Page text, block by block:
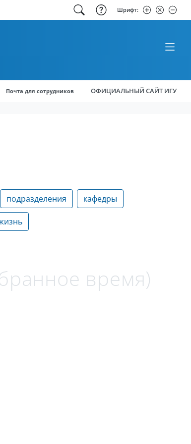
Шрифт:
Почта для сотрудников ОФИЦИАЛЬНЫЙ САЙТ ИГУ
подразделения кафедры
время)